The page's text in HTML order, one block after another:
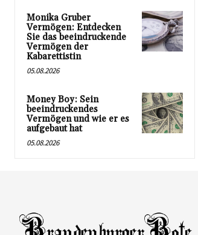
Monika Gruber
Vermögen: Entdecken
Sie das beeindruckende
Vermögen der
Kabarettistin
05.08.2026
Money Boy: Sein
beeindruckendes
Vermögen und wie er es
aufgebaut hat
05.08.2026